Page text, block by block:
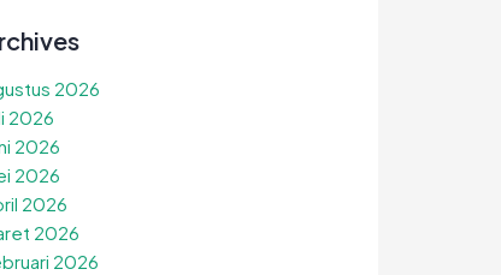
2026
2026
2026
2026
2026
2026
2026